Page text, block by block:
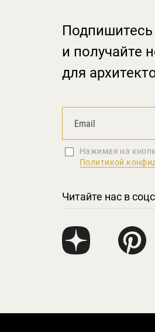
и получайте
для
Нажимая на
Политикой
Читайте нас в